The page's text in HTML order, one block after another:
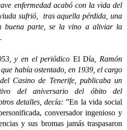
enfermedad acabó con la vida del
sufrió, tras aquella pérdida, una
buena parte, se la vino a aliviar la
en el periódico El Día , Ramón
había ostentado, en 1939, el cargo
Casino de Tenerife, publicaba un
del aniversario del óbito del
detalles, decía:”En la vida social
conversador ingenioso y
y sus bromas jamás traspasaron